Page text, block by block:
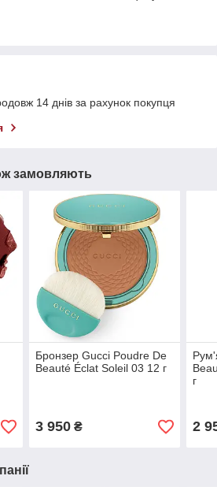
14 днів за рахунок покупця
замовляють
Бронзер Gucci Poudre De
Beauté Éclat Soleil 03 12 г
3 950₴
г
2